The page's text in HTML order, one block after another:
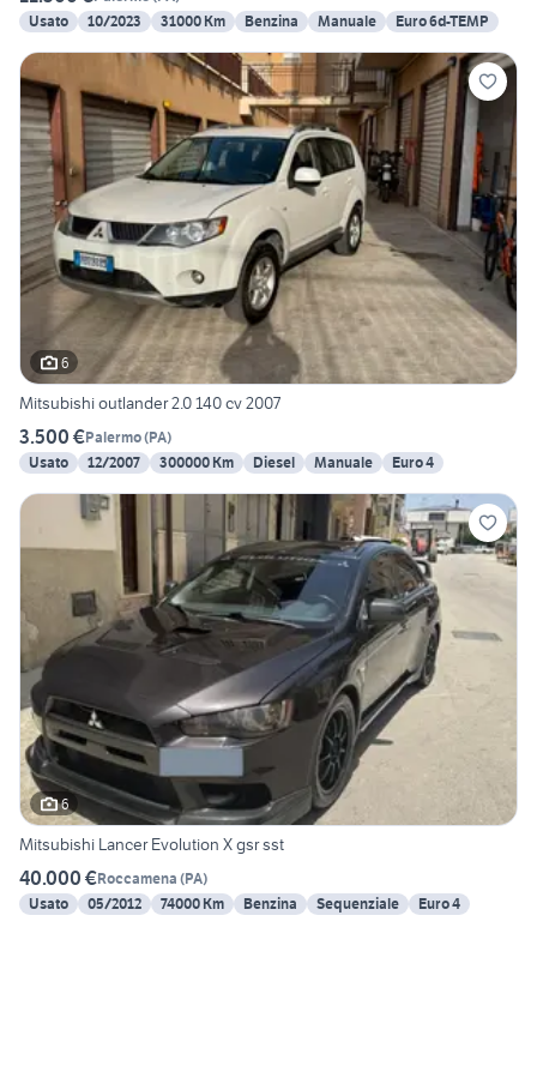
Usato
10/2023 31000 Km Benzina Manuale Euro 6d-TEMP
6
Mitsubishi outlander 2.0 140 cv 2007
3.500 €Palermo(PA)
Usato
12/2007 300000 Km Diesel Manuale Euro 4
6
Mitsubishi Lancer Evolution X gsr sst
40.000 €Roccamena (PA)
Usato
05/2012 74000 Km Benzina Sequenziale Euro 4